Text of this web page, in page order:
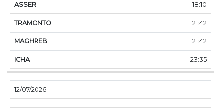
18:10
21:42
21:42
23:35
12/07/2026